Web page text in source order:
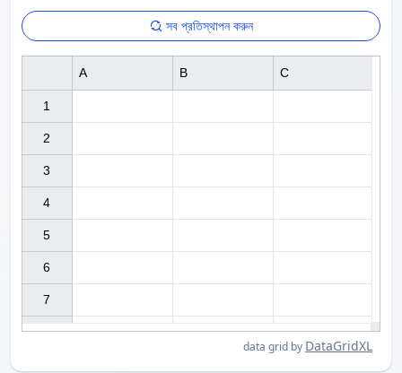
সব প্রতিস্থাপন করুন
1
2
3
4
5
6
7
A B C
data grid by DataGridXL